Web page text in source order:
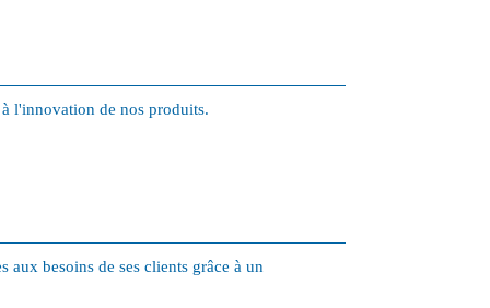
l'innovation de nos produits.
besoins de ses clients grâce à un